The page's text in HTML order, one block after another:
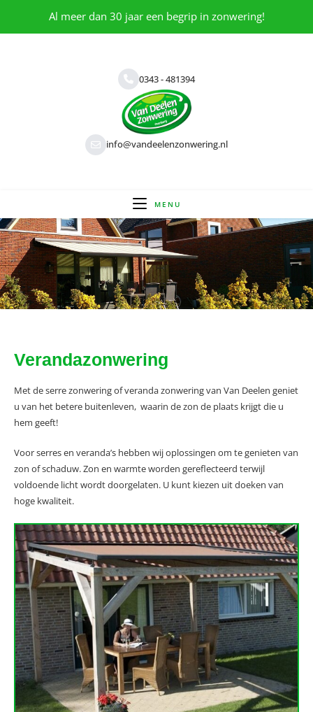
Al meer dan 30 jaar een begrip in zonwering!
0343 - 481394
info@vandeelenzonwering.nl
MENU
Verandazonwering
Met de serre zonwering of veranda zonwering van Van Deelen geniet
u van het betere buitenleven, waarin de zon de plaats krijgt die u
hem geeft!
Voor serres en veranda’s hebben wij oplossingen om te genieten van
zon of schaduw. Zon en warmte worden gereflecteerd terwijl
voldoende licht wordt doorgelaten. U kunt kiezen uit doeken van
hoge kwaliteit.